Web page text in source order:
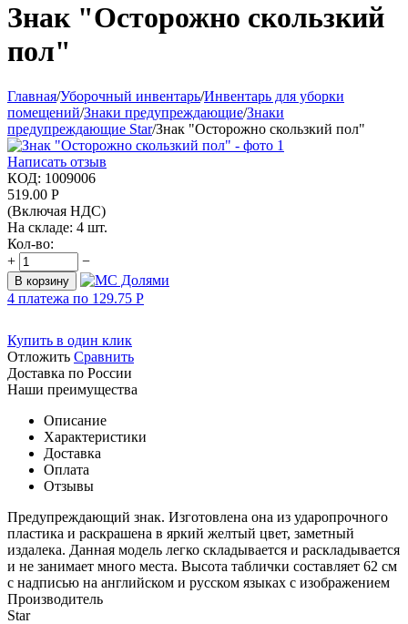
Знак "Осторожно скользкий
пол"
Главная/Уборочный инвентарь/Инвентарь для уборки
помещений/Знаки предупреждающие/Знаки
предупреждающие Star/Знак "Осторожно скользкий пол"
Написать отзыв
КОД: 1009006
519.00 Р
(Включая НДС)
На складе: 4 шт.
Кол-во:
+
−
В корзину
4 платежа по 129.75 Р
Купить в один клик
Отложить Сравнить
Доставка по России
Наши преимущества
Описание
Характеристики
Доставка
Оплата
Отзывы
Предупреждающий знак. Изготовлена она из ударопрочного
пластика и раскрашена в яркий желтый цвет, заметный
издалека. Данная модель легко складывается и раскладывается
и не занимает много места. Высота таблички составляет 62 см
с надписью на английском и русском языках с изображением
Производитель
Star